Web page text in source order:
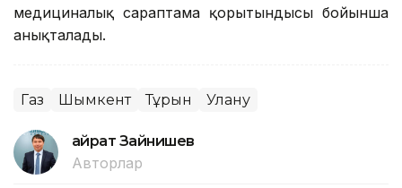
медициналық сараптама қорытындысы бойынша
анықталады.
Газ Шымкент Тұрғын Улану
Қайрат Зайнишев
Авторлар